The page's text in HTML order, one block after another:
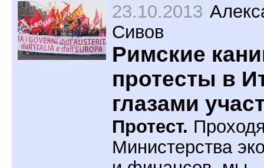
23.10.2013
Сивов
Римские
протесты в
глазами
Протест.
Министерства